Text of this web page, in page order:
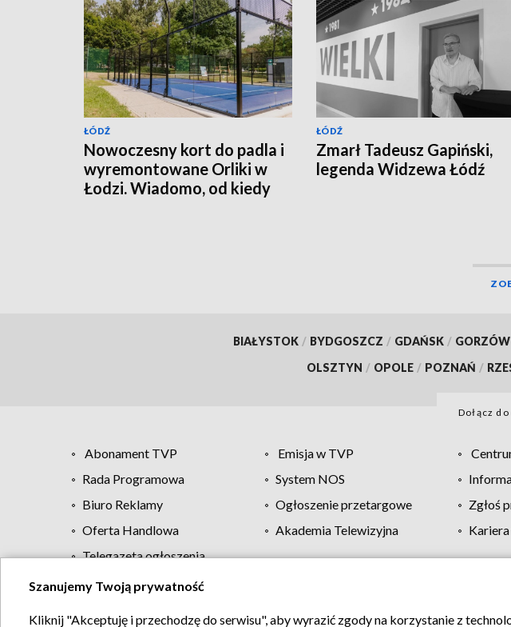
ŁÓDŹ
Nowoczesny kort do padla i
wyremontowane Orliki w
Łodzi. Wiadomo, od kiedy
ŁÓDŹ
Zmarł Tadeusz Gapiński,
legenda Widzewa Łódź
BIAŁYSTOK / BYDGOSZCZ / GDAŃSK /
OLSZTYN / OPOLE / POZNAŃ /
Dołącz
Abonament TVP Emisja w TVP
Rada Programowa
System NOS
Biuro Reklamy
Ogłoszenie przetargowe Zgłoś
Oferta Handlowa
Akademia Telewizyjna
Telegazeta ogłoszenia
Regulamin TVP Polityka prywatności
Szanujemy Twoją prywatność
Kliknij "Akceptuję i przechodzę do serwisu", aby wyrazić zgody na korzystanie z